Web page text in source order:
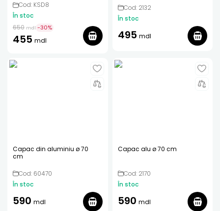
Cod: KSD8
În stoc
650 mdl -30%
455 mdl
Cod: 2132
În stoc
495 mdl
Capac din aluminiu ø 70
cm
Cod: 60470
În stoc
590 mdl
Capac alu ø 70 cm
Cod: 2170
În stoc
590 mdl